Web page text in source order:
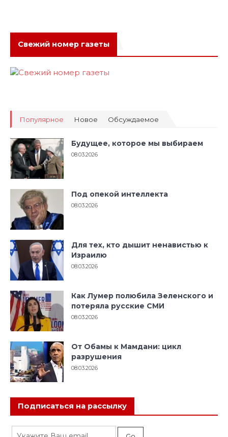
Свежий номер газеты
Популярное Новое Обсуждаемое
Будущее, которое мы выбираем
08.03.2026
Под опекой интеллекта
08.03.2026
Для тех, кто дышит ненавистью к
Израилю
08.03.2026
Как Лумер полюбила Зеленского и
потеряла русские СМИ
08.03.2026
От Обамы к Мамдани: цикл
разрушения
08.03.2026
Подписаться на рассылку